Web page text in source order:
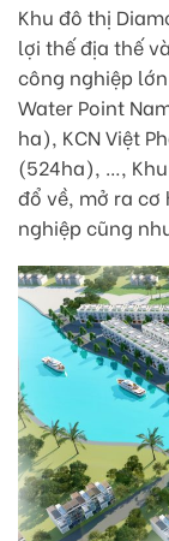
Khu đô thị
lợi thế địa thế
công nghiệp
Water Point
ha), KCN Việt
(524ha), …,
đổ về, mở ra cơ
nghiệp cũng